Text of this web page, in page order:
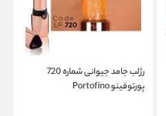
رژلب جامد جیوانی شماره 720
پورتوفینو Portofino